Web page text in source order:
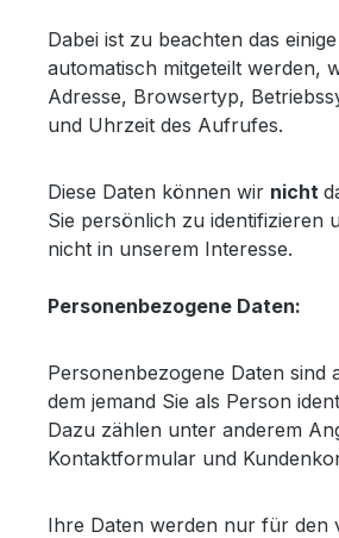
Dabei ist zu beachten das
automatisch mitgeteilt werden,
Adresse, Browsertyp,
und Uhrzeit des Aufrufes.
Diese Daten können wir nicht
Sie persönlich zu identifizieren
nicht in unserem Interesse.
Personenbezogene Daten:
Personenbezogene Daten sind
dem jemand Sie als Person
Dazu zählen unter anderem
Kontaktformular und
Ihre Daten werden nur für den